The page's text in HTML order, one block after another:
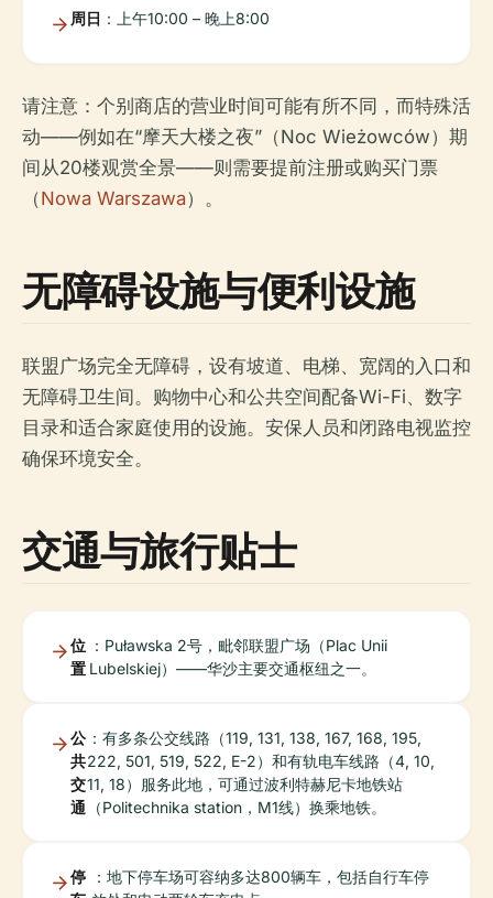
周日 ：上午10:00 – 晚上8:00
请注意：个别商店的营业时间可能有所不同，而特殊活
动——例如在“摩天大楼之夜”（Noc Wieżowców）期
间从20楼观赏全景——则需要提前注册或购买门票
（Nowa Warszawa）。
无障碍设施与便利设施
联盟广场完全无障碍，设有坡道、电梯、宽阔的入口和
无障碍卫生间。购物中心和公共空间配备Wi-Fi、数字
目录和适合家庭使用的设施。安保人员和闭路电视监控
确保环境安全。
交通与旅行贴士
位
置
：Puławska 2号，毗邻联盟广场（Plac Unii
Lubelskiej）——华沙主要交通枢纽之一。
公
共
交
通
：有多条公交线路（119, 131, 138, 167, 168, 195,
222, 501, 519, 522, E-2）和有轨电车线路（4, 10,
11, 18）服务此地，可通过波利特赫尼卡地铁站
（Politechnika station，M1线）换乘地铁。
停
：地下停车场可容纳多达800辆车，包括自行车停